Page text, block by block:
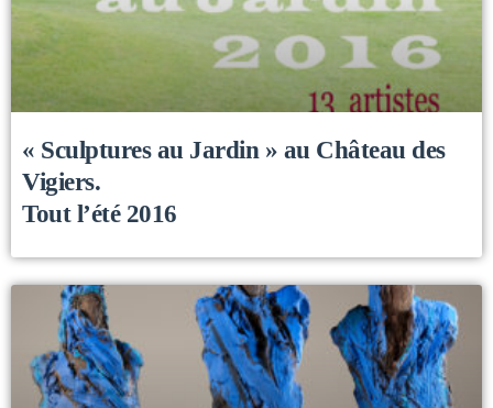
« Sculptures au Jardin » au Château des
Vigiers.
Tout l’été 2016